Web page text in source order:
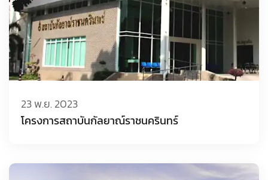
23 พ.ย. 2023
โครงการสถาบันกัลยาณ์ราชนครินทร์